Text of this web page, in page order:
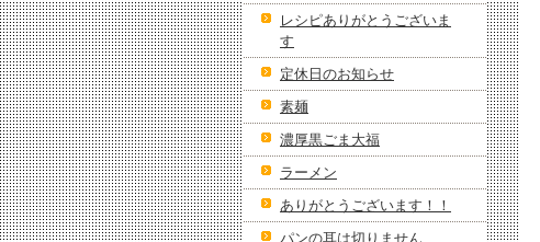
レシピありがとうございま
す
定休日のお知らせ
素麺
濃厚黒ごま大福
ラーメン
ありがとうございます！！
パンの耳は切りません